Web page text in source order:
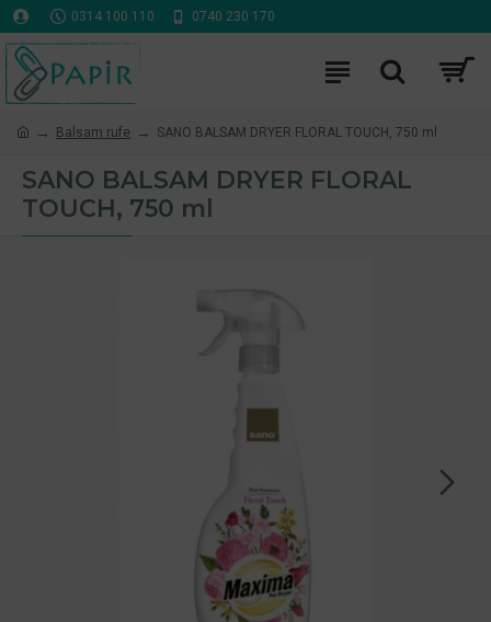
0314 100 110 0740 230 170
Balsam rufe SANO BALSAM DRYER FLORAL TOUCH, 750 ml
SANO BALSAM DRYER FLORAL
TOUCH, 750 ml